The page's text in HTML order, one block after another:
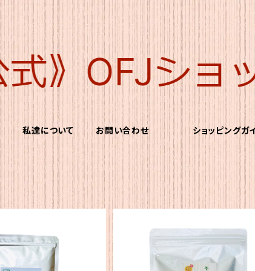
私達について お問い合わせ ショッピングガ